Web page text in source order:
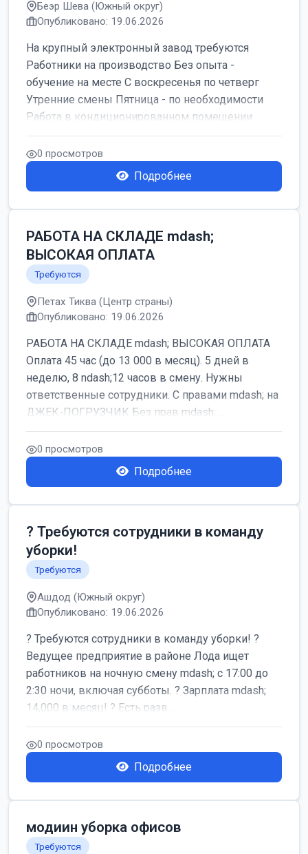
Беэр Шева (Южный округ)
Опубликовано: 19.06.2026
На крупный электронный завод требуются
Работники на производство Без опыта -
обучение на месте С воскресенья по четверг
Утренние смены Пятница - по необходимости
Работа в кондиционированном помещении ...
0 просмотров
Подробнее
РАБОТА НА СКЛАДЕ mdash;
ВЫСОКАЯ ОПЛАТА
Требуются
Петах Тиква (Центр страны)
Опубликовано: 19.06.2026
РАБОТА НА СКЛАДЕ mdash; ВЫСОКАЯ ОПЛАТА
Оплата 45 час (до 13 000 в месяц). 5 дней в
неделю, 8 ndash;12 часов в смену. Нужны
ответственные сотрудники. С правами mdash; на
ДЖЕК-ПОГРУЗЧИК Без прав mdash; ...
0 просмотров
Подробнее
? Требуются сотрудники в команду
уборки!
Требуются
Ашдод (Южный округ)
Опубликовано: 19.06.2026
? Требуются сотрудники в команду уборки! ?
Ведущее предприятие в районе Лода ищет
работников на ночную смену mdash; с 17:00 до
2:30 ночи, включая субботы. ? Зарплата mdash;
14,000 в месяц! ? Есть разв...
0 просмотров
Подробнее
модиин уборка офисов
Требуются